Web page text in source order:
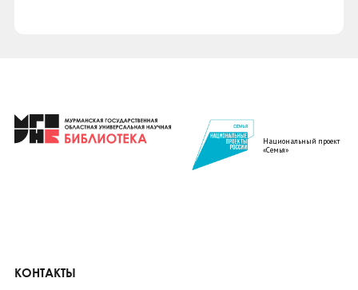
Национальный проект
«Семья»
КОНТАКТЫ